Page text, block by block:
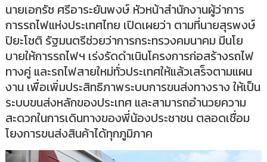
นครปฐม-
ชุมพร
นายเอกรัช ศรีอาระยันพงษ์ หัวหน้าสำนักงานผู้ว่าการ
การรถไฟแห่งประเทศไทย เปิดเผยว่า ตามที่นายสุรพงษ์
ปิยะโชติ รัฐมนตรีช่วยว่าการกระทรวงคมนาคม มีนโย
บายให้การรถไฟฯ เร่งรัดดำเนินโครงการก่อสร้างรถไฟ
ทางคู่ และรถไฟสายใหม่ทั่วประเทศให้แล้วเสร็จตามแผน
งาน เพื่อเพิ่มประสิทธิภาพระบบการขนส่งทางราง ให้เป็น
ระบบขนส่งหลักของประเทศ และสามารถอำนวยความ
สะดวกในการเดินทางของพี่น้องประชาชน ตลอดเชื่อม
โยงการขนส่งสินค้าได้ทุกภูมิภาค